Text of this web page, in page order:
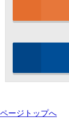
ページトップへ